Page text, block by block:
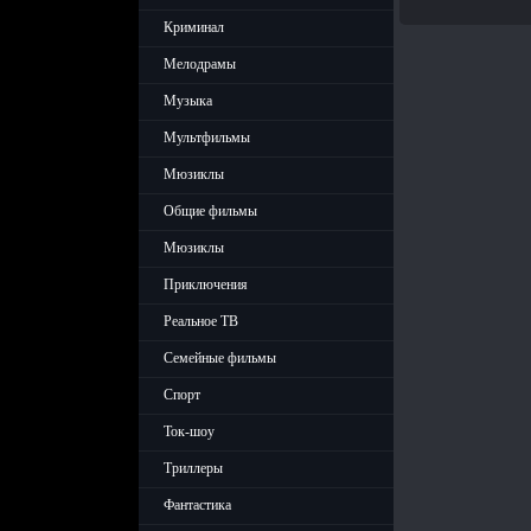
Криминал
Мелодрамы
Музыка
Мультфильмы
Мюзиклы
Общие фильмы
Мюзиклы
Приключения
Реальное ТВ
Семейные фильмы
Спорт
Ток-шоу
Триллеры
Фантастика